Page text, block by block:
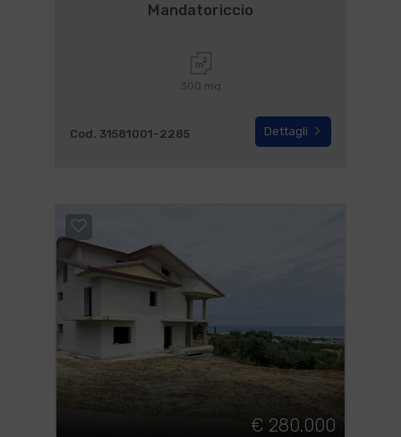
Mandatoriccio
300 mq
Cod. 31581001-2285 Dettagli
€ 280.000